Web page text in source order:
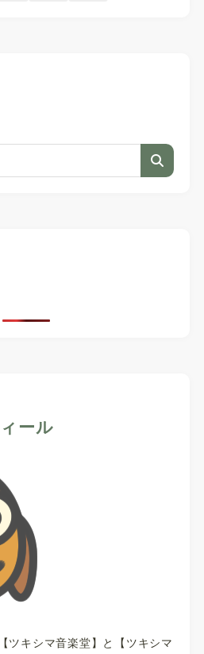
ール
ツキシマ音楽堂】と【ツキシマ